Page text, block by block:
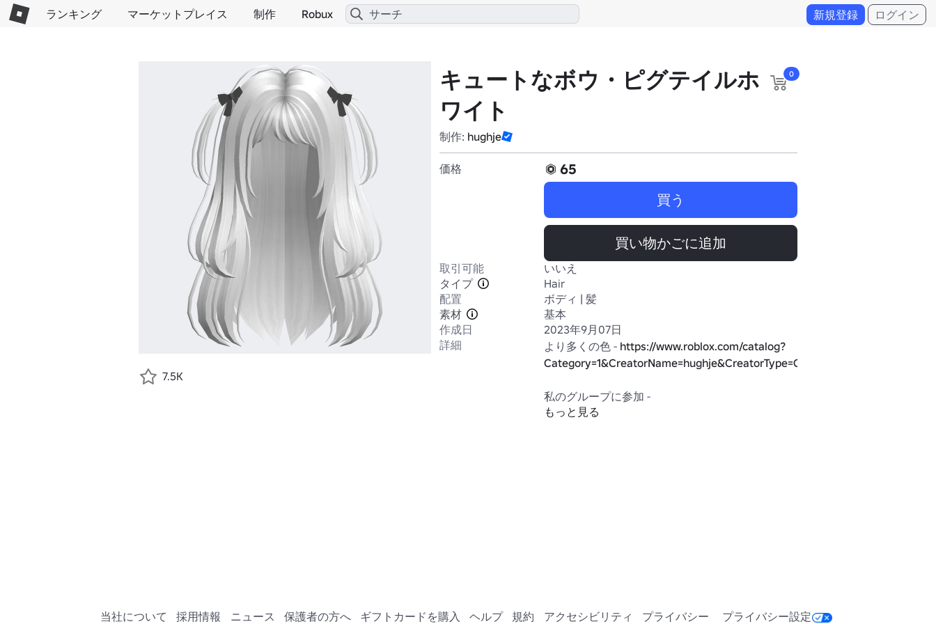
ランキング マーケットプレイス 制作 Robux 新規登録 ログイン
キュートなボウ・ピグテイルホ
ワイト
制作: hughje
0
価格
65
買う
買い物かごに追加
取引可能
いいえ
タイプ
Hair
配置
ボディ | 髪
素材
基本
作成日
2023年9月07日
詳細
より多くの色 - https://www.roblox.com/catalog?
Category=1&CreatorName=hughje&CreatorType=Group&salesTypeFilter=1
https://www.roblox.com/groups/5264174/hughje#!/about
もっと見る
7.5K
当社について 採用情報 ニュース 保護者の方へ ギフトカードを購入 ヘルプ 規約 アクセシビリティ プライバシー プライバシー設定